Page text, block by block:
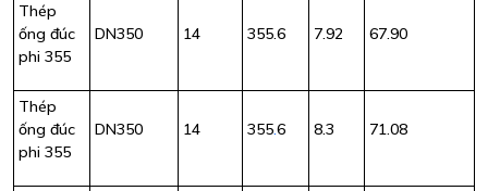
Thép
ống đúc
phi 355
DN350 14 355.6 7.92 67.90
Thép
ống đúc
phi 355
DN350 14 355.6 8.3 71.08